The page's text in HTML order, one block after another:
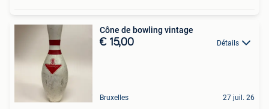
Cône de bowling vintage
€ 15,00 Détails
Bruxelles 27 juil. 26